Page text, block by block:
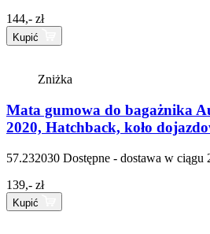
144,- zł
Kupić
Zniżka
Mata gumowa do bagażnika
2020, Hatchback, koło
57.232030 Dostępne - dostawa w ciągu
139,- zł
Kupić